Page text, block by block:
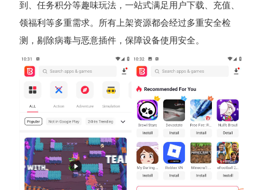
到、任务积分等趣味玩法，一站式满足用户下载、充值、
领福利等多重需求。所有上架资源都会经过多重安全检
测，剔除病毒与恶意插件，保障设备使用安全。